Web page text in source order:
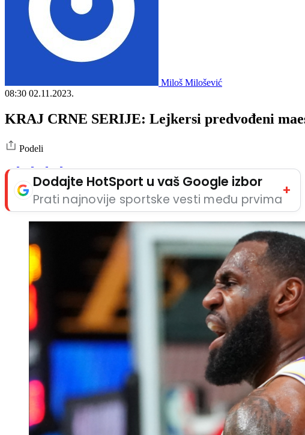
Miloš Milošević
08:30 02.11.2023.
KRAJ CRNE SERIJE: Lejkersi predvođeni
Podeli
Dodajte HotSport u vaš Google izbor
Prati najnovije sportske vesti među prvima
+